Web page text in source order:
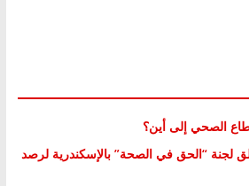
الصحي إلى أين؟
لجنة “الحق في الصحة” بالإسكندرية لرصد